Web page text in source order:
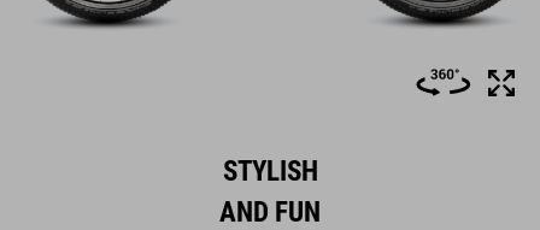
STYLISH
AND FUN